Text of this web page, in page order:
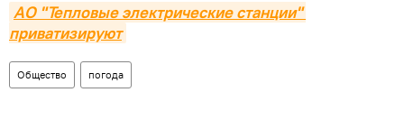
АО "Тепловые электрические станции"
приватизируют
Общество погода